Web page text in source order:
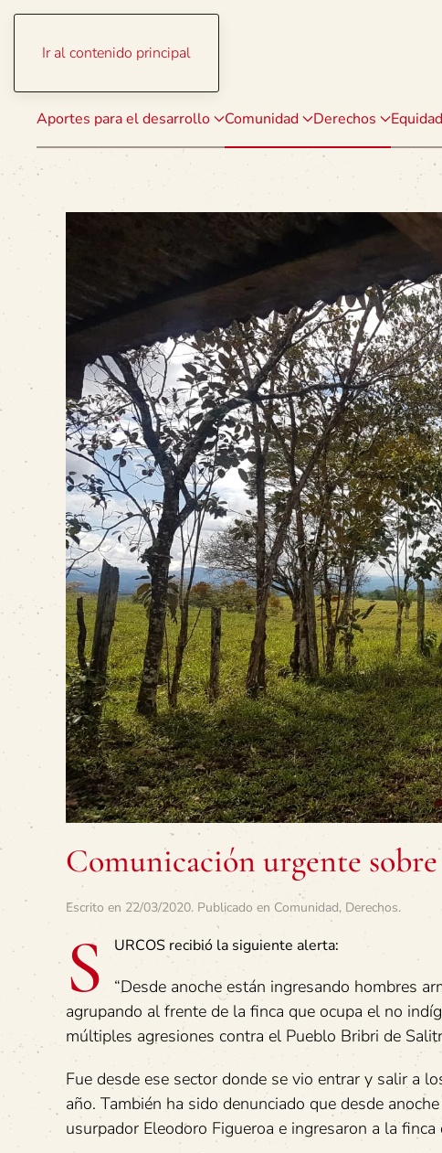
Ir al contenido principal
Aportes para el desarrollo Comunidad Derechos
Comunicación urgente
Escrito en 22/03/2020. Publicado en Comunidad, Derechos.
S URCOS recibió la siguiente alerta:
“Desde anoche están ingresando hombres
agrupando al frente de la finca que ocupa el no
múltiples agresiones contra el Pueblo Bribri de
Fue desde ese sector donde se vio entrar y salir a
año. También ha sido denunciado que desde
usurpador Eleodoro Figueroa e ingresaron a la